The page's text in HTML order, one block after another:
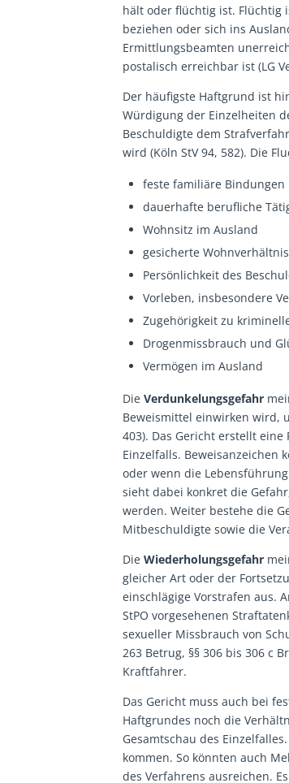
hält oder flüchtig ist. Flüchtig
beziehen oder sich ins
Ermittlungsbeamten
postalisch erreichbar ist (LG
Der häufigste Haftgrund ist
Würdigung der Einzelheiten
Beschuldigte dem
wird (Köln StV 94, 582). Die
feste familiäre Bindungen
dauerhafte berufliche
Wohnsitz im Ausland
gesicherte
Persönlichkeit des
Vorleben, insbesondere
Zugehörigkeit zu
Drogenmissbrauch und
Vermögen im Ausland
DieVerdunkelungsgefahr
Beweismittel einwirken wird,
403). Das Gericht erstellt
Einzelfalls. Beweisanzeichen
oder wenn die
sieht dabei konkret die
werden. Weiter bestehe die
Mitbeschuldigte sowie die
DieWiederholungsgefahr
gleicher Art oder der
einschlägige Vorstrafen aus.
StPO vorgesehenen
sexueller Missbrauch von
263 Betrug, §§ 306 bis 306 c
Kraftfahrer.
Das Gericht muss auch bei
Haftgrundes noch die
Gesamtschau des
kommen. So könnten auch
des Verfahrens ausreichen.